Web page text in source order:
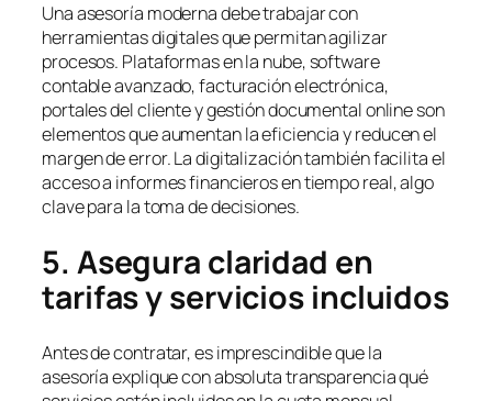
Una asesoría moderna debe trabajar con
herramientas digitales que permitan agilizar
procesos. Plataformas en la nube, software
contable avanzado, facturación electrónica,
portales del cliente y gestión documental online son
elementos que aumentan la eficiencia y reducen el
margen de error. La digitalización también facilita el
acceso a informes financieros en tiempo real, algo
clave para la toma de decisiones.
5. Asegura claridad en
tarifas y servicios incluidos
Antes de contratar, es imprescindible que la
asesoría explique con absoluta transparencia qué